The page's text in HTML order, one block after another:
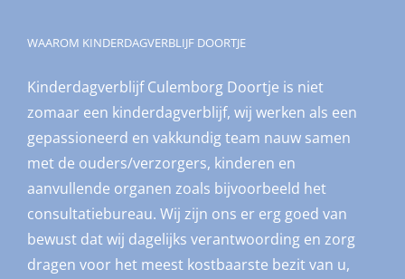
WAAROM KINDERDAGVERBLIJF DOORTJE
Kinderdagverblijf Culemborg Doortje is niet
zomaar een kinderdagverblijf, wij werken als een
gepassioneerd en vakkundig team nauw samen
met de ouders/verzorgers, kinderen en
aanvullende organen zoals bijvoorbeeld het
consultatiebureau. Wij zijn ons er erg goed van
bewust dat wij dagelijks verantwoording en zorg
dragen voor het meest kostbaarste bezit van u,